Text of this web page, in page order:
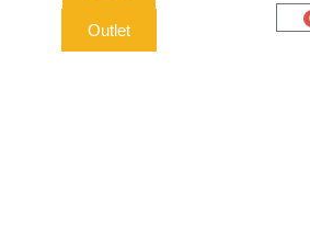
Outlet